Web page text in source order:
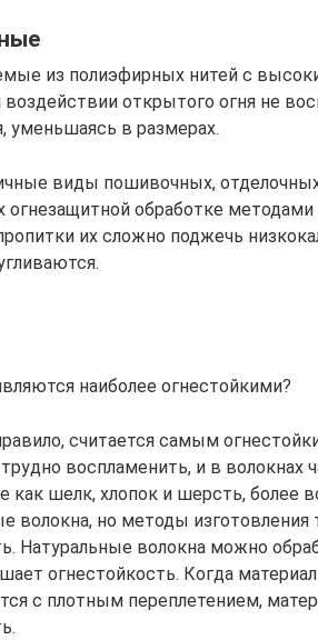
из полиэфирных нитей с
открытого огня не
уменьшаясь в размерах.
виды пошивочных,
огнезащитной обработке
их сложно поджечь
наиболее огнестойкими?
считается самым
воспламенить, и в волокнах
как шелк, хлопок и шерсть, более
волокна, но методы изготовления
Натуральные волокна можно
огнестойкость. Когда
с плотным переплетением,